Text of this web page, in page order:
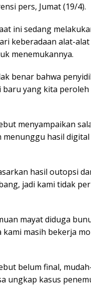
pers, Jumat (19/4).
ini sedang
keberadaan alat-
menemukannya.
benar bahwa
yang kita
menyampaikan
hasil
hasil outopsi
jadi kami tidak
mayat diduga
masih bekerja
belum final,
ungkap kasus